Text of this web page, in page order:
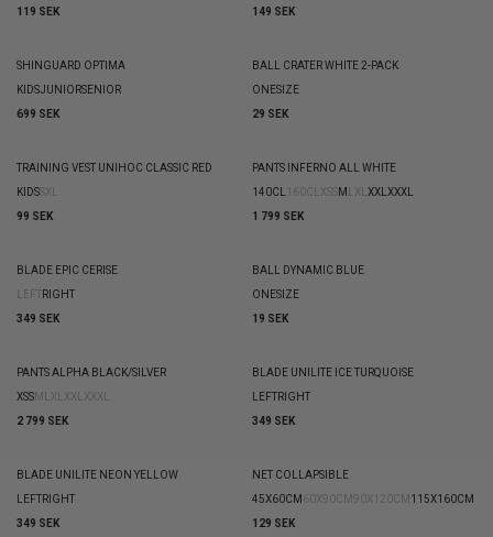
119 SEK
149 SEK
SHINGUARD OPTIMA
KIDSJUNIORSENIOR
699 SEK
BALL CRATER WHITE 2-PACK
ONESIZE
29 SEK
TRAINING VEST UNIHOC CLASSIC RED
KIDSSXL
99 SEK
PANTS INFERNO ALL WHITE
140CL
160CL XSSM XL XXL XXXL
1 799 SEK
BLADE EPIC CERISE
LEFTRIGHT
349 SEK
BALL DYNAMIC BLUE
ONESIZE
19 SEK
PANTS ALPHA BLACK/SILVER
XSS M XL XXL XXXL
2 799 SEK
BLADE UNILITE ICE TURQUOISE
LEFTRIGHT
349 SEK
BLADE UNILITE NEON YELLOW
LEFTRIGHT
349 SEK
NET COLLAPSIBLE
45X60CM 60X90CM 90X120CM 115X160CM
129 SEK